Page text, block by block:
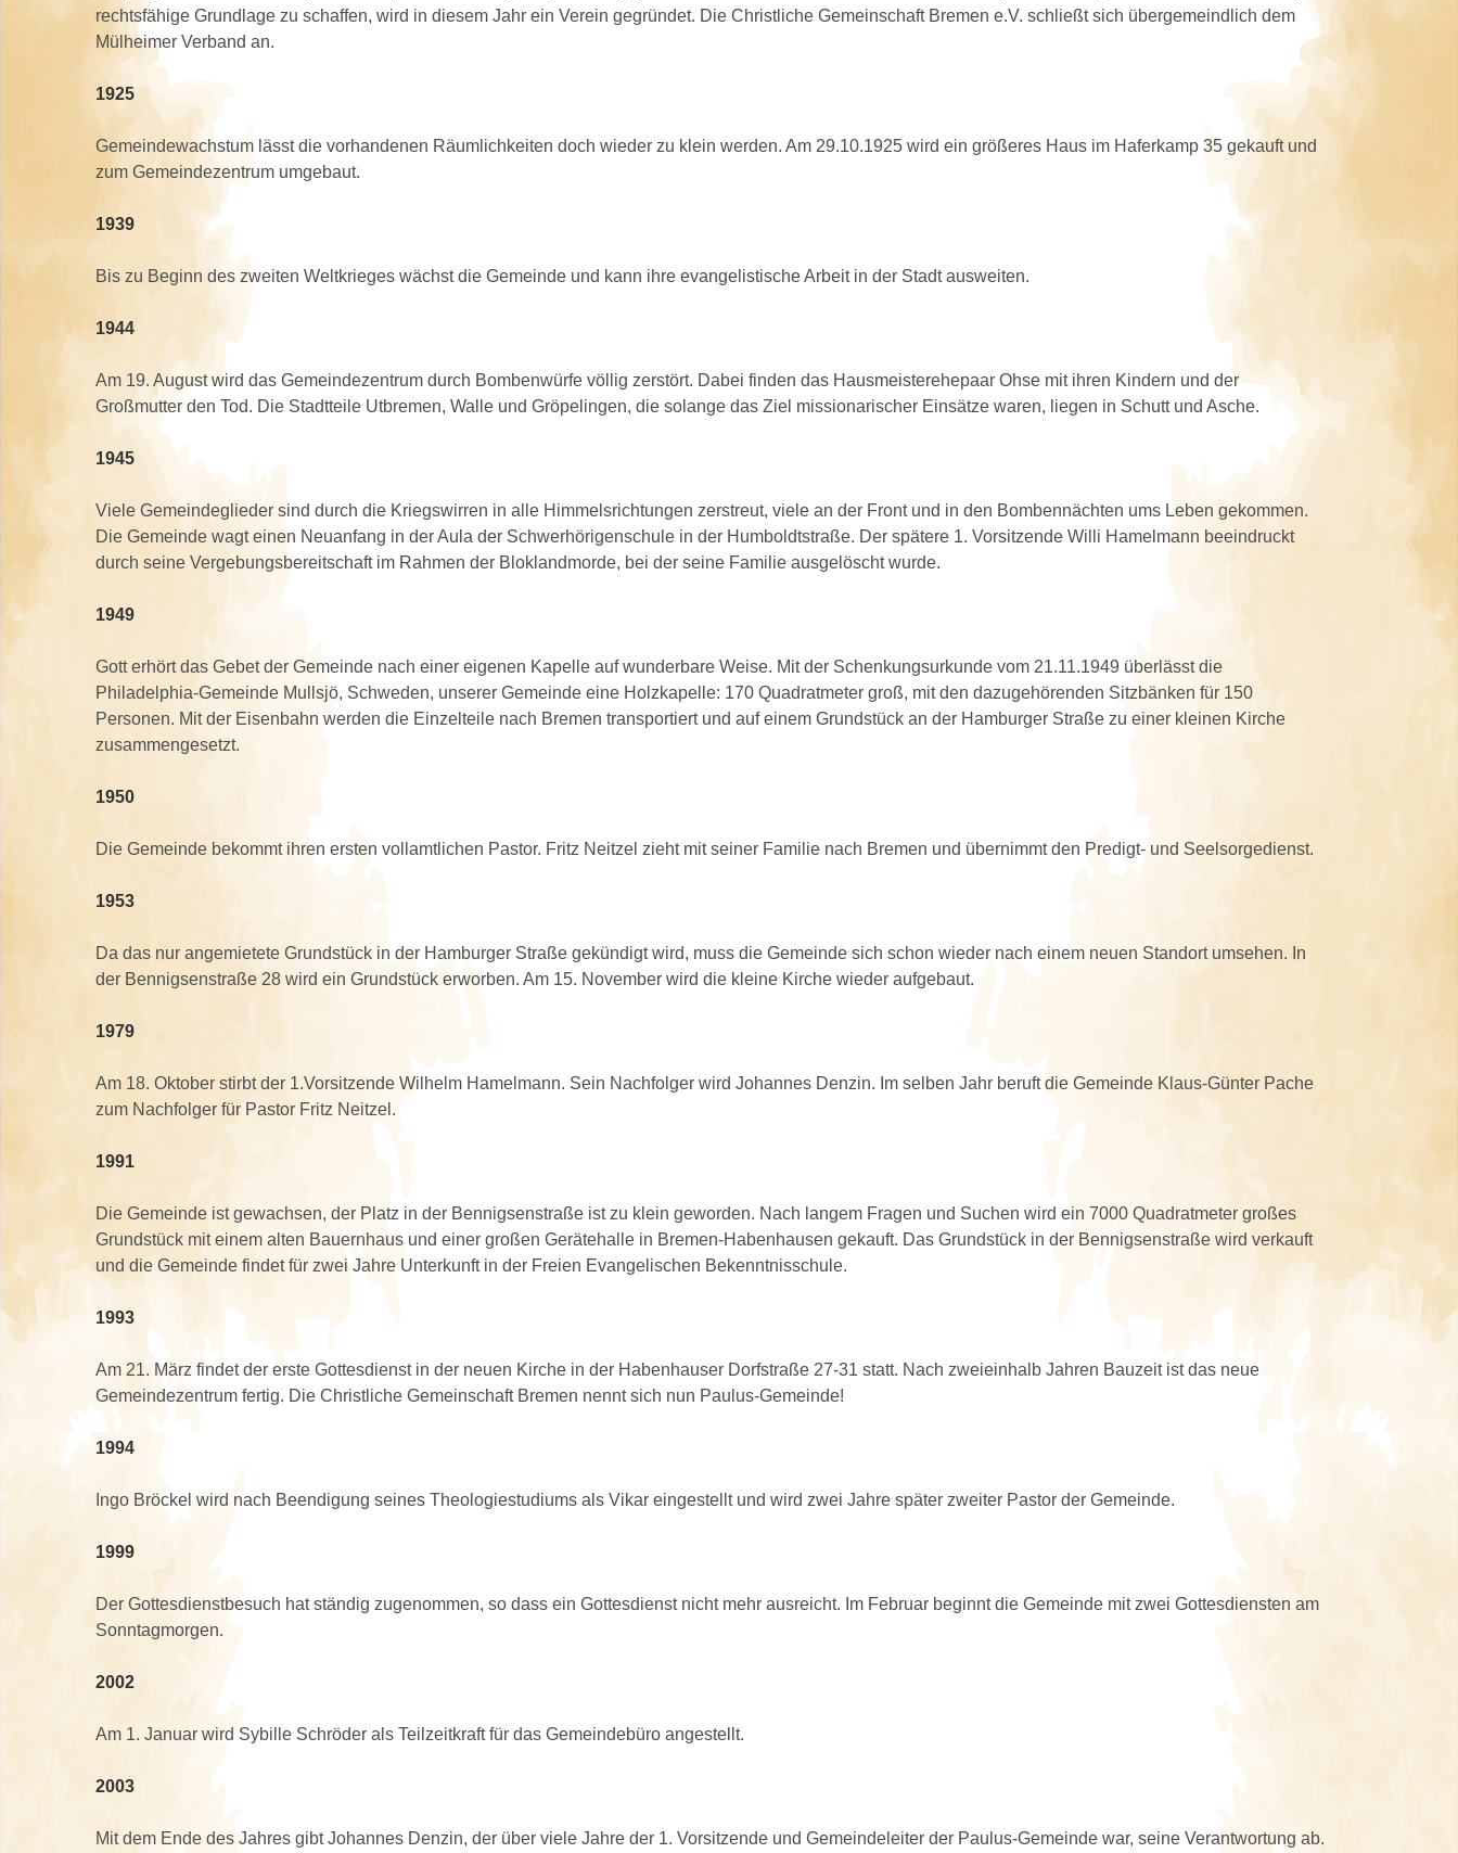
rechtsfähige Grundlage zu schaffen, wird in diesem Jahr ein Verein gegründet. Die Christliche Gemeinschaft Bremen e.V. schließt sich übergemeindlich dem
Mülheimer Verband an.
1925
Gemeindewachstum lässt die vorhandenen Räumlichkeiten doch wieder zu klein werden. Am 29.10.1925 wird ein größeres Haus im Haferkamp 35 gekauft und
zum Gemeindezentrum umgebaut.
1939
Bis zu Beginn des zweiten Weltkrieges wächst die Gemeinde und kann ihre evangelistische Arbeit in der Stadt ausweiten.
1944
Am 19. August wird das Gemeindezentrum durch Bombenwürfe völlig zerstört. Dabei finden das Hausmeisterehepaar Ohse mit ihren Kindern und der
Großmutter den Tod. Die Stadtteile Utbremen, Walle und Gröpelingen, die solange das Ziel missionarischer Einsätze waren, liegen in Schutt und Asche.
1945
Viele Gemeindeglieder sind durch die Kriegswirren in alle Himmelsrichtungen zerstreut, viele an der Front und in den Bombennächten ums Leben gekommen.
Die Gemeinde wagt einen Neuanfang in der Aula der Schwerhörigenschule in der Humboldtstraße. Der spätere 1. Vorsitzende Willi Hamelmann beeindruckt
durch seine Vergebungsbereitschaft im Rahmen der Bloklandmorde, bei der seine Familie ausgelöscht wurde.
1949
Gott erhört das Gebet der Gemeinde nach einer eigenen Kapelle auf wunderbare Weise. Mit der Schenkungsurkunde vom 21.11.1949 überlässt die
Philadelphia-Gemeinde Mullsjö, Schweden, unserer Gemeinde eine Holzkapelle: 170 Quadratmeter groß, mit den dazugehörenden Sitzbänken für 150
Personen. Mit der Eisenbahn werden die Einzelteile nach Bremen transportiert und auf einem Grundstück an der Hamburger Straße zu einer kleinen Kirche
zusammengesetzt.
1950
Die Gemeinde bekommt ihren ersten vollamtlichen Pastor. Fritz Neitzel zieht mit seiner Familie nach Bremen und übernimmt den Predigt- und Seelsorgedienst.
1953
Da das nur angemietete Grundstück in der Hamburger Straße gekündigt wird, muss die Gemeinde sich schon wieder nach einem neuen Standort umsehen. In
der Bennigsenstraße 28 wird ein Grundstück erworben. Am 15. November wird die kleine Kirche wieder aufgebaut.
1979
Am 18. Oktober stirbt der 1.Vorsitzende Wilhelm Hamelmann. Sein Nachfolger wird Johannes Denzin. Im selben Jahr beruft die Gemeinde Klaus-Günter Pache
zum Nachfolger für Pastor Fritz Neitzel.
1991
Die Gemeinde ist gewachsen, der Platz in der Bennigsenstraße ist zu klein geworden. Nach langem Fragen und Suchen wird ein 7000 Quadratmeter großes
Grundstück mit einem alten Bauernhaus und einer großen Gerätehalle in Bremen-Habenhausen gekauft. Das Grundstück in der Bennigsenstraße wird verkauft
und die Gemeinde findet für zwei Jahre Unterkunft in der Freien Evangelischen Bekenntnisschule.
1993
Am 21. März findet der erste Gottesdienst in der neuen Kirche in der Habenhauser Dorfstraße 27-31 statt. Nach zweieinhalb Jahren Bauzeit ist das neue
Gemeindezentrum fertig. Die Christliche Gemeinschaft Bremen nennt sich nun Paulus-Gemeinde!
1994
Ingo Bröckel wird nach Beendigung seines Theologiestudiums als Vikar eingestellt und wird zwei Jahre später zweiter Pastor der Gemeinde.
1999
Der Gottesdienstbesuch hat ständig zugenommen, so dass ein Gottesdienst nicht mehr ausreicht. Im Februar beginnt die Gemeinde mit zwei Gottesdiensten am
Sonntagmorgen.
2002
Am 1. Januar wird Sybille Schröder als Teilzeitkraft für das Gemeindebüro angestellt.
2003
Mit dem Ende des Jahres gibt Johannes Denzin, der über viele Jahre der 1. Vorsitzende und Gemeindeleiter der Paulus-Gemeinde war, seine Verantwortung ab.